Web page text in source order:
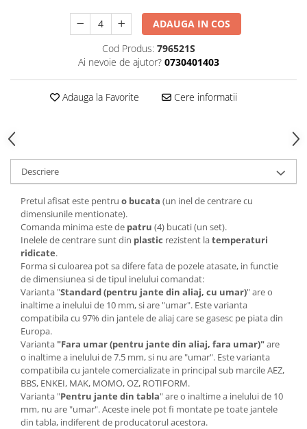
ADAUGA IN COS
Cod Produs: 796521S
Ai nevoie de ajutor? 0730401403
Adauga la Favorite Cere informatii
Descriere
Pretul afisat este pentru o bucata (un inel de centrare cu
dimensiunile mentionate).
Comanda minima este de patru (4) bucati (un set).
Inelele de centrare sunt din plastic rezistent latemperaturi
ridicate.
Forma si culoarea pot sa difere fata de pozele atasate, in functie
de dimensiunea si de tipul inelului comandat:
Varianta "Standard (pentru jante din aliaj, cu umar)" are o
inaltime a inelului de 10 mm, si are "umar". Este varianta
compatibila cu 97% din jantele de aliaj care se gasesc pe piata din
Europa.
Varianta "Fara umar (pentru jante din aliaj, fara umar)"are
o inaltime a inelului de 7.5 mm, si nu are "umar". Este varianta
compatibila cu jantele comercializate in principal sub marcile AEZ,
BBS, ENKEI, MAK, MOMO, OZ, ROTIFORM.
Varianta "Pentru jante din tabla" are o inaltime a inelului de 10
mm, nu are "umar". Aceste inele pot fi montate pe toate jantele
din tabla, indiferent de producatorul acestora.